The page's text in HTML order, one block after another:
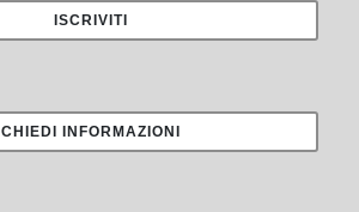
ISCRIVITI
CHIEDI INFORMAZIONI